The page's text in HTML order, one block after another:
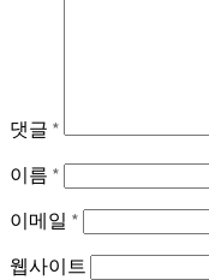
댓글 *
이름 *
이메일 *
웹사이트